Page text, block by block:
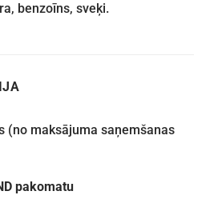
benzoīns, sveķi.
(no maksājuma saņemšanas
pakomatu